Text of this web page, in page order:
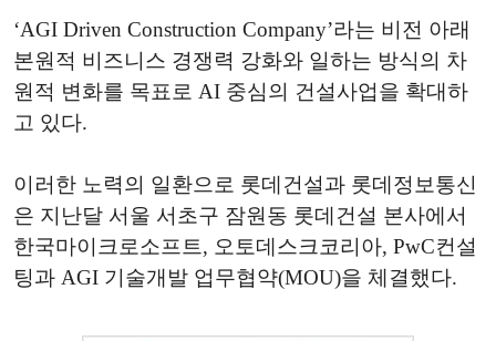
‘AGI Driven Construction Company’라는 비전 아래
본원적 비즈니스 경쟁력 강화와 일하는 방식의 차
원적 변화를 목표로 AI 중심의 건설사업을 확대하
고 있다.
이러한 노력의 일환으로 롯데건설과 롯데정보통신
은 지난달 서울 서초구 잠원동 롯데건설 본사에서
한국마이크로소프트, 오토데스크코리아, PwC컨설
팅과 AGI 기술개발 업무협약(MOU)을 체결했다.